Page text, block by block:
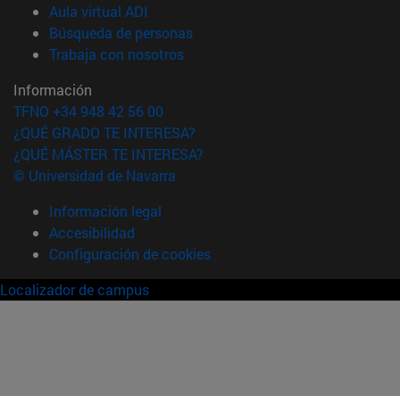
Aula virtual ADI
Búsqueda de personas(abre en nueva ventana)
Trabaja con nosotros(abre en nueva ventana)
Información
TFNO +34 948 42 56 00
¿QUÉ GRADO TE INTERESA?
¿QUÉ MÁSTER TE INTERESA?
© Universidad de Navarra
Información legal
Accesibilidad
Configuración de cookies
Localizador de campus